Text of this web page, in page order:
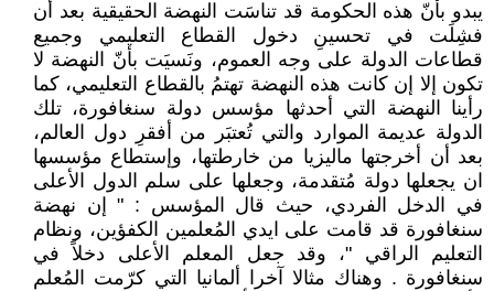
يبدو بأنّ هذه الحكومة قد تناسَت النهضة الحقيقية بعد أن
فشِلَت في تحسينِ دخول القطاع التعليمي وجميع
قطاعات الدولة على وجه العموم، ونَسيَت بأنّ النهضة لا
تكون إلا إن كانت هذه النهضة تهتمُ بالقطاع التعليمي، كما
رأينا النهضة التي أحدثها مؤسس دولة سنغافورة، تلك
الدولة عديمة الموارد والتي تُعتبَر من أفقرِ دول العالم،
بعد أن أخرجتها ماليزيا من خارطتها، وإستطاع مؤسسها
ان يجعلها دولة مُتقدمة، وجعلها على سلم الدول الأعلى
في الدخل الفردي، حيث قال المؤسس : " إن نهضة
سنغافورة قد قامت على ايدي المُعلمين الكفؤين، ونظام
التعليم الراقي "، وقد جعل المعلم الأعلى دخلاً في
سنغافورة . وهناك مثالا آخرا ألمانيا التي كرّمت المُعلم